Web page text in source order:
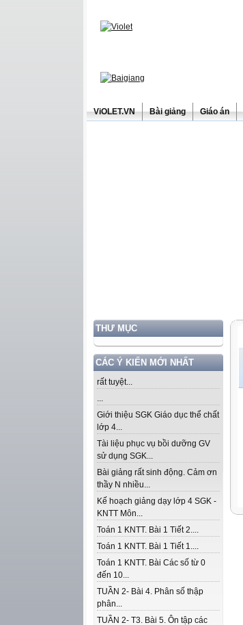
ViOLET.VN Bài giảng Giáo án
THƯ MỤC
CÁC Ý KIẾN MỚI NHẤT
rất tuyệt...
...
Giới thiệu SGK Giáo dục thể chất
lớp 4...
Tài liệu phục vụ bồi dưỡng GV
sử dụng SGK...
Bài giảng rất sinh động. Cảm ơn
thầy N nhiều...
Kế hoạch giảng dạy lớp 4 SGK -
KNTT Môn...
Toán 1 KNTT. Bài 1 Tiết 2....
Toán 1 KNTT. Bài 1 Tiết 1....
Toán 1 KNTT. Bài Các số từ 0
đến 10...
TUẦN 2- Bài 4. Phân số thập
phân...
TUẦN 2- T3. Bài 5. Ôn tập các